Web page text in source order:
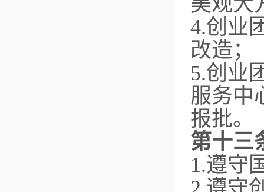
4.创业
改造；
5.创业
服务中
报批。
第十三
1.遵守